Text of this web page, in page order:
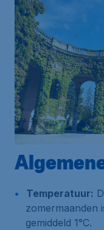
Temperatuur:
zomermaanden
gemiddeld 1°C.